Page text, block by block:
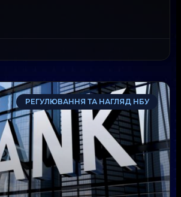
РЕГУЛЮВАННЯ ТА НАГЛЯД НБУ